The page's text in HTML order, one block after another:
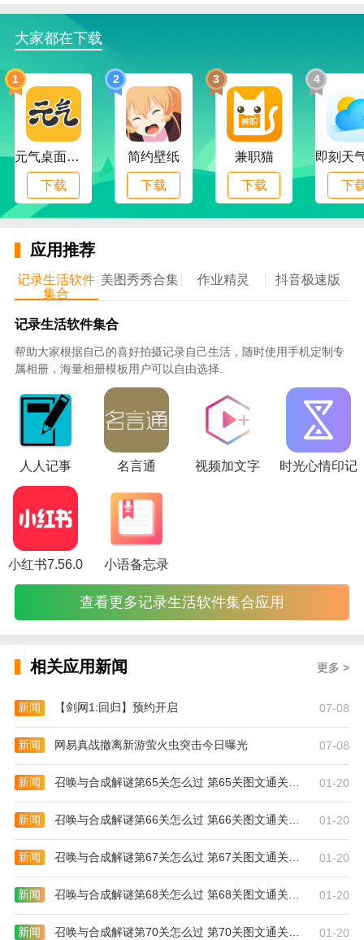
1.主题选择，混合各种不同的阅读主题等。，方便用户
选择合适的阅读主题进行阅读。
2.分类处理，这里可以对各种小说进行综合分类，提高
小说定位的效率。
3.海量的资源可以全方位汇集各类小说资源，让各类小
际阅读情况。
5.榜单查询，通过各种热门榜单，也帮助用户轻松掌握
各种热门小说。
晨读全免费小说_图片2
推广和处理。
大家都在下载
1
元气桌面下载
下载
2
简约壁纸
下载
3
兼职猫
下载
4
下
应用推荐
记录生活软件
集合
美图秀秀合集 作业精灵 抖音极速版
记录生活软件集合
帮助大家根据自己的喜好拍摄记录自己生活，随时使用手机定制专
属相册，海量相册模板用户可以自由选择.
人人记事 名言通 视频加文字 时光心情印记
小红书7.56.0 小语备忘录
查看更多记录生活软件集合应用
相关应用新闻 更多 >
新闻 【剑网1:回归】预约开启 07-08
新闻 网易真战撤离新游萤火虫突击今日曝光 07-08
新闻 召唤与合成解谜第65关怎么过 第65关图文通关攻略 01-20
新闻 召唤与合成解谜第66关怎么过 第66关图文通关攻略 01-20
新闻 召唤与合成解谜第67关怎么过 第67关图文通关攻略 01-20
新闻 召唤与合成解谜第68关怎么过 第68关图文通关攻略 01-20
新闻 召唤与合成解谜第70关怎么过 第70关图文通关攻略 01-20